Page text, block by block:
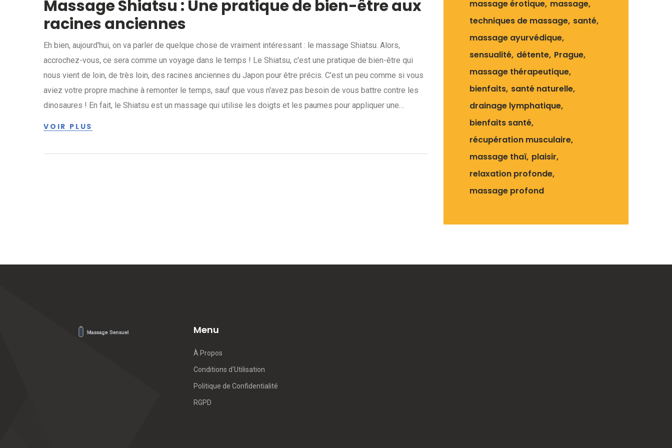
Massage Shiatsu : Une pratique de bien-être aux
racines anciennes
Eh bien, aujourd'hui, on va parler de quelque chose de vraiment intéressant : le massage Shiatsu. Alors,
accrochez-vous, ce sera comme un voyage dans le temps ! Le Shiatsu, c'est une pratique de bien-être qui
nous vient de loin, de très loin, des racines anciennes du Japon pour être précis. C'est un peu comme si vous
aviez votre propre machine à remonter le temps, sauf que vous n'avez pas besoin de vous battre contre les
dinosaures ! En fait, le Shiatsu est un massage qui utilise les doigts et les paumes pour appliquer une
VOIR PLUS
massage érotique massage
techniques de massage santé
massage ayurvédique
sensualité détente Prague
massage thérapeutique
bienfaits santé naturelle
drainage lymphatique
bienfaits santé
récupération musculaire
massage thaï plaisir
relaxation profonde
massage profond
Menu
À Propos
Conditions d'Utilisation
Politique de Confidentialité
RGPD